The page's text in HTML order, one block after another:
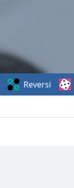
Reversi